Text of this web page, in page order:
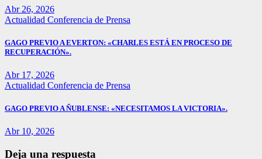
Abr 26, 2026
Actualidad Conferencia de Prensa
GAGO PREVIO A EVERTON: «CHARLES ESTÁ EN PROCESO DE
RECUPERACIÓN».
Abr 17, 2026
Actualidad Conferencia de Prensa
GAGO PREVIO A ÑUBLENSE: «NECESITAMOS LA VICTORIA».
Abr 10, 2026
Deja una respuesta